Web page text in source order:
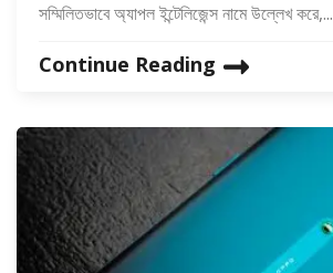
সম্মিলিতভাবে অ্যাপল ইন্টেলিজেন্স নামে উল্লেখ করে,...
Continue Reading